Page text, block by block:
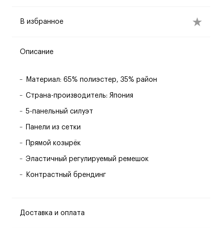
В избранное
Описание
Материал: 65% полиэстер, 35% район
Страна-производитель: Япония
5-панельный силуэт
Панели из сетки
Прямой козырёк
Эластичный регулируемый ремешок
Контрастный брендинг
Доставка и оплата